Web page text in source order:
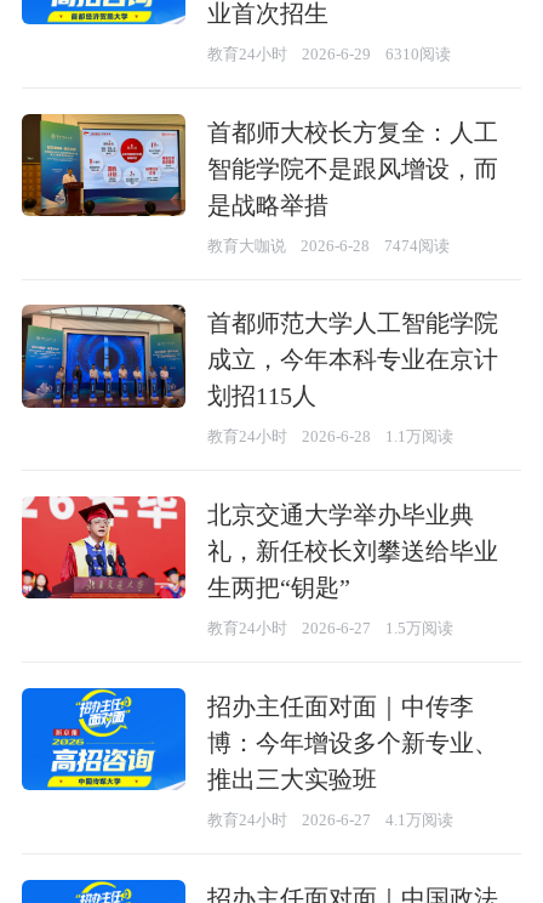
业首次招生
教育24小时 2026-6-29 6310阅读
首都师大校长方复全：人工
智能学院不是跟风增设，而
是战略举措
教育大咖说 2026-6-28 7474阅读
首都师范大学人工智能学院
成立，今年本科专业在京计
划招115人
教育24小时 2026-6-28 1.1万阅读
北京交通大学举办毕业典
礼，新任校长刘攀送给毕业
生两把“钥匙”
教育24小时 2026-6-27 1.5万阅读
招办主任面对面｜中传李
博：今年增设多个新专业、
推出三大实验班
教育24小时 2026-6-27 4.1万阅读